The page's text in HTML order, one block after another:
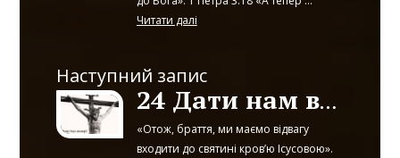
Читати далі
Наступний запис
24 Дати нам відвагу входити до Святині
«Отож, браття, ми маємо відвагу
входити до святині кров’ю Ісусовою».